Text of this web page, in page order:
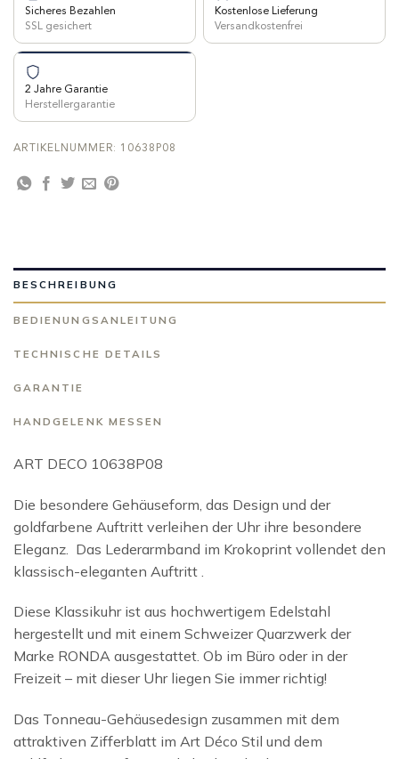
Sicheres Bezahlen
SSL gesichert
Kostenlose Lieferung
Versandkostenfrei
2 Jahre Garantie
Herstellergarantie
ARTIKELNUMMER: 10638P08
BESCHREIBUNG
BEDIENUNGSANLEITUNG
TECHNISCHE DETAILS
GARANTIE
HANDGELENK MESSEN
ART DECO 10638P08
Die besondere Gehäuseform, das Design und der
goldfarbene Auftritt verleihen der Uhr ihre besondere
Eleganz. Das Lederarmband im Krokoprint vollendet den
klassisch-eleganten Auftritt .
Diese Klassikuhr ist aus hochwertigem Edelstahl
hergestellt und mit einem Schweizer Quarzwerk der
Marke RONDA ausgestattet. Ob im Büro oder in der
Freizeit – mit dieser Uhr liegen Sie immer richtig!
Das Tonneau-Gehäusedesign zusammen mit dem
attraktiven Zifferblatt im Art Déco Stil und dem